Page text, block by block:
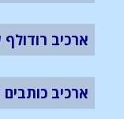
ארכיב רודולף
ארכיב